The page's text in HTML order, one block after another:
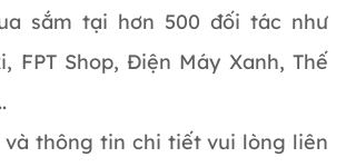
sắm tại hơn 500 đối tác như
FPT Shop, Điện Máy Xanh, Thế
và thông tin chi tiết vui lòng liên